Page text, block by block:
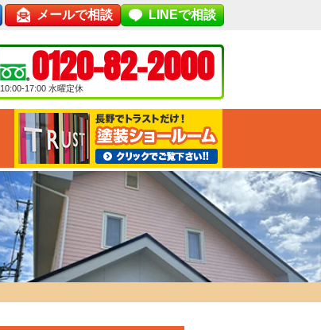
メールで相談 LINEで相談
0120-82-2000
10:00-17:00 水曜定休